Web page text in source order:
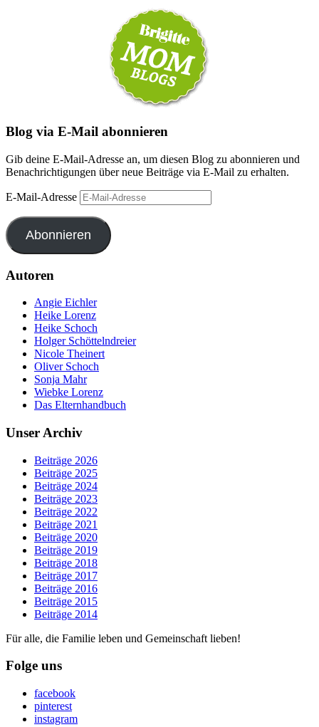
Blog via E-Mail abonnieren
Gib deine E-Mail-Adresse an, um diesen Blog zu abonnieren und
Benachrichtigungen über neue Beiträge via E-Mail zu erhalten.
E-Mail-Adresse
Abonnieren
Autoren
Angie Eichler
Heike Lorenz
Heike Schoch
Holger Schöttelndreier
Nicole Theinert
Oliver Schoch
Sonja Mahr
Wiebke Lorenz
Das Elternhandbuch
Unser Archiv
Beiträge 2026
Beiträge 2025
Beiträge 2024
Beiträge 2023
Beiträge 2022
Beiträge 2021
Beiträge 2020
Beiträge 2019
Beiträge 2018
Beiträge 2017
Beiträge 2016
Beiträge 2015
Beiträge 2014
Für alle, die Familie leben und Gemeinschaft lieben!
Folge uns
facebook
pinterest
instagram